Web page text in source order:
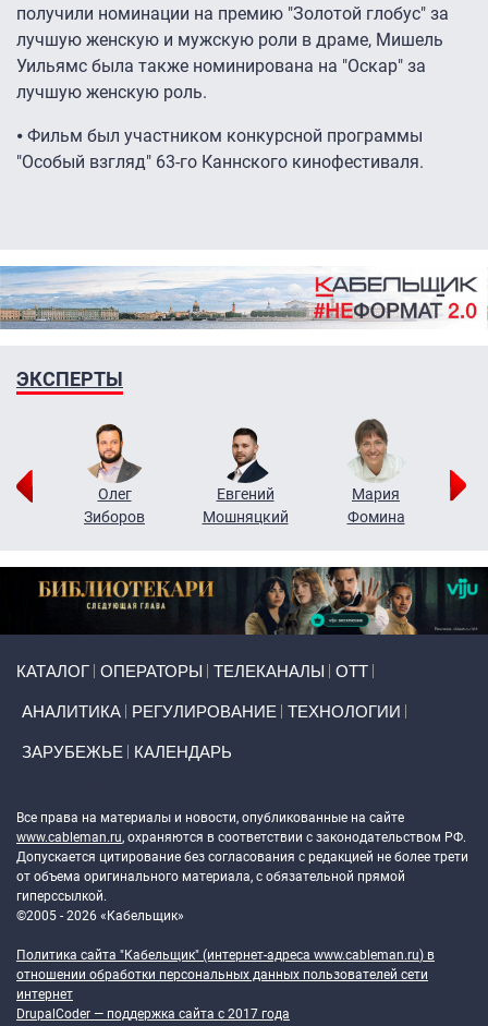
получили номинации на премию "Золотой глобус" за
лучшую женскую и мужскую роли в драме, Мишель
Уильямс была также номинирована на "Оскар" за
лучшую женскую роль.
⦁ Фильм был участником конкурсной программы
"Особый взгляд" 63-го Каннского кинофестиваля.
ЭКСПЕРТЫ
Олег
Зиборов
Евгений
Мошняцкий
Мария
Фомина
КАТАЛОГ ОПЕРАТОРЫ ТЕЛЕКАНАЛЫ ОТТ
АНАЛИТИКА РЕГУЛИРОВАНИЕ ТЕХНОЛОГИИ
ЗАРУБЕЖЬЕ КАЛЕНДАРЬ
Все права на материалы и новости, опубликованные на сайте
www.cableman.ru, охраняются в соответствии с законодательством РФ.
Допускается цитирование без согласования с редакцией не более трети
от объема оригинального материала, с обязательной прямой
гиперссылкой.
©2005 - 2026 «Кабельщик»
Политика сайта "Кабельщик" (интернет-адреса www.cableman.ru) в
отношении обработки персональных данных пользователей сети
интернет
DrupalCoder — поддержка сайта c 2017 года